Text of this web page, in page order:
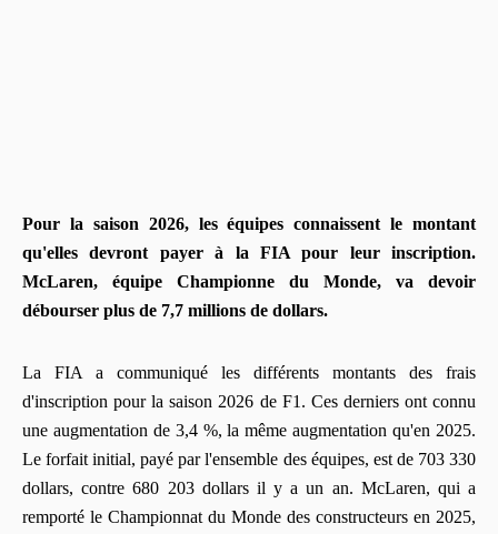
Pour la saison 2026, les équipes connaissent le montant
qu'elles devront payer à la FIA pour leur inscription.
McLaren, équipe Championne du Monde, va devoir
débourser plus de 7,7 millions de dollars.
La FIA a communiqué les différents montants des frais
d'inscription pour la saison 2026 de F1. Ces derniers ont connu
une augmentation de 3,4 %, la même augmentation qu'en 2025.
Le forfait initial, payé par l'ensemble des équipes, est de 703 330
dollars, contre 680 203 dollars il y a un an. McLaren, qui a
remporté le Championnat du Monde des constructeurs en 2025,